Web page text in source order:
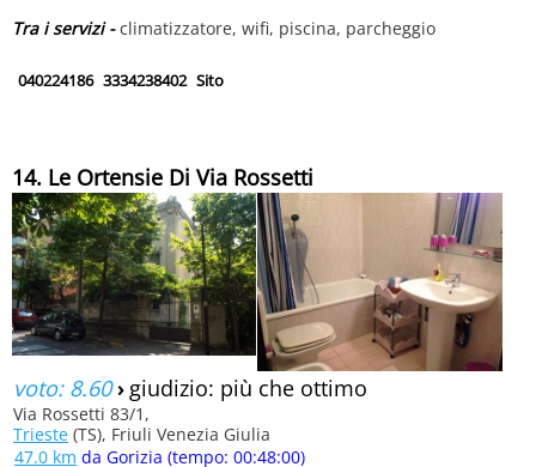
Tra i servizi -climatizzatore, wifi, piscina, parcheggio
040224186 3334238402 Sito
14. Le Ortensie Di Via Rossetti
voto: 8.60› giudizio: più che ottimo
Via Rossetti 83/1,
Trieste (TS), Friuli Venezia Giulia
47.0 km da Gorizia (tempo: 00:48:00)